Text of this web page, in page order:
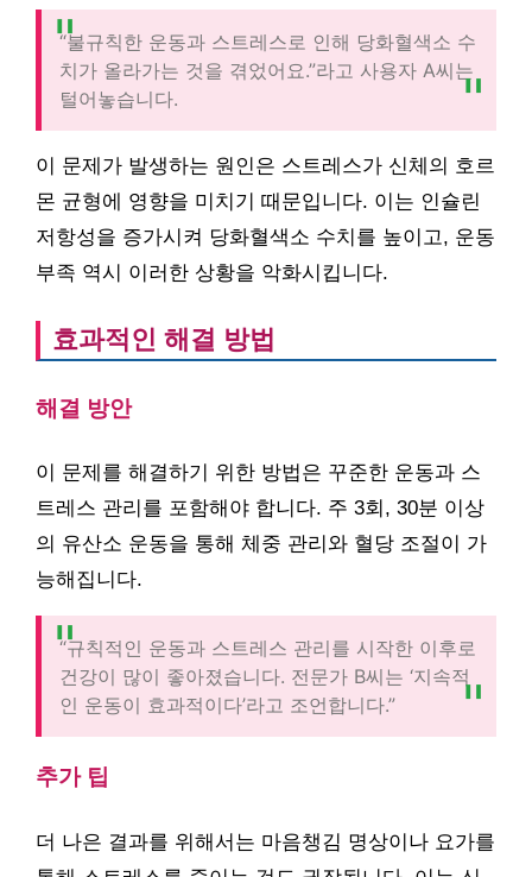
“불규칙한 운동과 스트레스로 인해 당화혈색소 수
치가 올라가는 것을 겪었어요.”라고 사용자 A씨는
털어놓습니다.
이 문제가 발생하는 원인은 스트레스가 신체의 호르
몬 균형에 영향을 미치기 때문입니다. 이는 인슐린
저항성을 증가시켜 당화혈색소 수치를 높이고, 운동
부족 역시 이러한 상황을 악화시킵니다.
효과적인 해결 방법
해결 방안
이 문제를 해결하기 위한 방법은 꾸준한 운동과 스
트레스 관리를 포함해야 합니다. 주 3회, 30분 이상
의 유산소 운동을 통해 체중 관리와 혈당 조절이 가
능해집니다.
“규칙적인 운동과 스트레스 관리를 시작한 이후로
건강이 많이 좋아졌습니다. 전문가 B씨는 ‘지속적
인 운동이 효과적이다’라고 조언합니다.”
추가 팁
더 나은 결과를 위해서는 마음챙김 명상이나 요가를